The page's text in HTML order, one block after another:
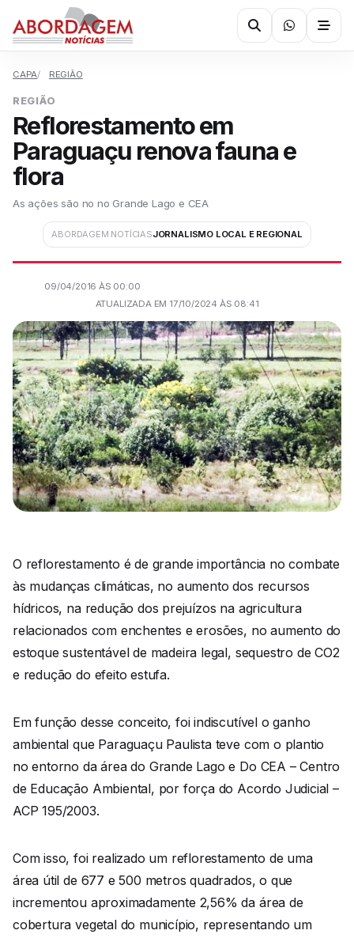
CAPA REGIÃO
REGIÃO
Reflorestamento em
Paraguaçu renova fauna e
flora
As ações são no no Grande Lago e CEA
ABORDAGEM NOTÍCIASJORNALISMO LOCAL E REGIONAL
09/04/2016 ÀS 00:00
ATUALIZADA EM 17/10/2024 ÀS 08:41
O reflorestamento é de grande importância no combate
às mudanças climáticas, no aumento dos recursos
hídricos, na redução dos prejuízos na agricultura
relacionados com enchentes e erosões, no aumento do
estoque sustentável de madeira legal, sequestro de CO2
e redução do efeito estufa.
Em função desse conceito, foi indiscutível o ganho
ambiental que Paraguaçu Paulista teve com o plantio
no entorno da área do Grande Lago e Do CEA – Centro
de Educação Ambiental, por força do Acordo Judicial –
ACP 195/2003.
Com isso, foi realizado um reflorestamento de uma
área útil de 677 e 500 metros quadrados, o que
incrementou aproximadamente 2,56% da área de
cobertura vegetal do município, representando um